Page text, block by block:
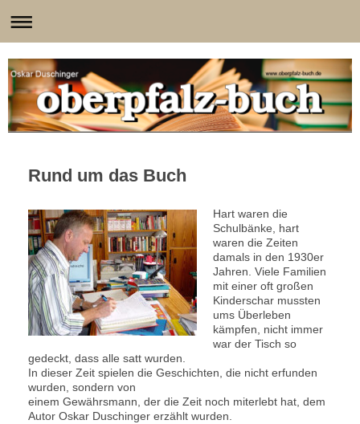
Rund um das Buch
Hart waren die
Schulbänke, hart
waren die Zeiten
damals in den 1930er
Jahren. Viele Familien
mit einer oft großen
Kinderschar mussten
ums Überleben
kämpfen, nicht immer
war der Tisch so
gedeckt, dass alle satt wurden.
In dieser Zeit spielen die Geschichten, die nicht erfunden
wurden, sondern von
einem Gewährsmann, der die Zeit noch miterlebt hat, dem
Autor Oskar Duschinger erzählt wurden.